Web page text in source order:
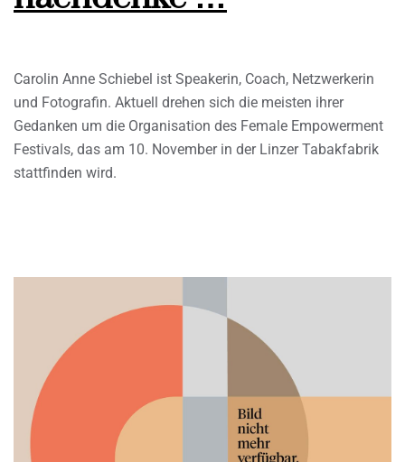
Carolin Anne Schiebel ist Speakerin, Coach, Netzwerkerin
und Fotografin. Aktuell drehen sich die meisten ihrer
Gedanken um die Organisation des Female Empowerment
Festivals, das am 10. November in der Linzer Tabakfabrik
stattfinden wird.